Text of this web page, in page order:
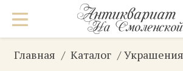
Главная Каталог